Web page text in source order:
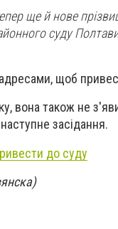
ще й нове
суду
щоб
вона також не
засідання.
до суду